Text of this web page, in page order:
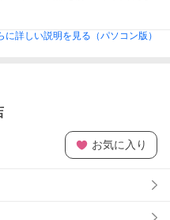
に詳しい説明を見る（パソコン版）
お気に入り